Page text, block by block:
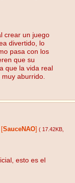
crear un juego
divertido, lo
pasa con los
que su
que la vida real
aburrido.
SauceNAO ( 17.42KB
esto es el